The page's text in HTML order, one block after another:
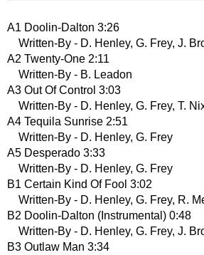
A1 Doolin-Dalton 3:26
Written-By - D. Henley, G. Frey, J.
A2 Twenty-One 2:11
Written-By - B. Leadon
A3 Out Of Control 3:03
Written-By - D. Henley, G. Frey, T.
A4 Tequila Sunrise 2:51
Written-By - D. Henley, G. Frey
A5 Desperado 3:33
Written-By - D. Henley, G. Frey
B1 Certain Kind Of Fool 3:02
Written-By - D. Henley, G. Frey, R.
B2 Doolin-Dalton (Instrumental) 0:48
Written-By - D. Henley, G. Frey, J.
B3 Outlaw Man 3:34